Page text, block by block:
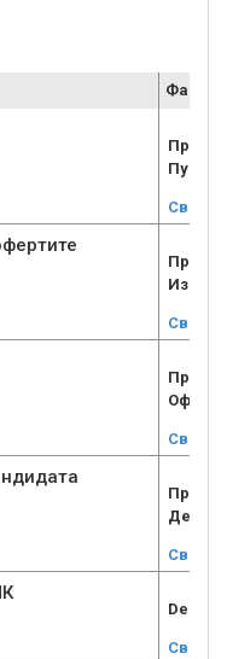
Файл
Свали
Свали
Свали
Свали
Свали